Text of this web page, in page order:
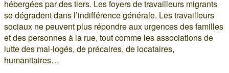
hébergées par des tiers. Les foyers de travailleurs migrants
se dégradent dans l’indifférence générale. Les travailleurs
sociaux ne peuvent plus répondre aux urgences des familles
et des personnes à la rue, tout comme les associations de
lutte des mal-logés, de précaires, de locataires,
humanitaires…